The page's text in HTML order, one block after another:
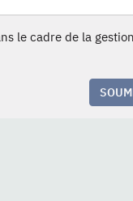
le cadre de la